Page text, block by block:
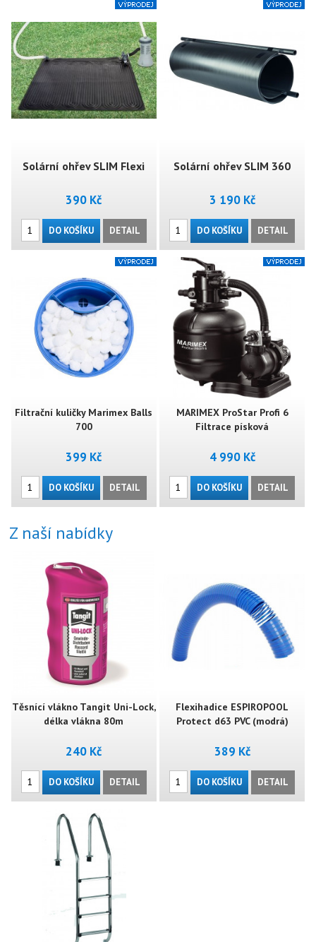
Solární ohřev SLIM Flexi
390 Kč
DO KOŠÍKU DETAIL
Solární ohřev SLIM 360
3 190 Kč
DO KOŠÍKU DETAIL
Filtrační kuličky Marimex Balls
700
399 Kč
DO KOŠÍKU DETAIL
MARIMEX ProStar Profi 6
Filtrace písková
4 990 Kč
DO KOŠÍKU DETAIL
Z naší nabídky
Těsnící vlákno Tangit Uni-Lock,
délka vlákna 80m
240 Kč
DO KOŠÍKU DETAIL
Flexihadice ESPIROPOOL
Protect d63 PVC (modrá)
389 Kč
DO KOŠÍKU DETAIL